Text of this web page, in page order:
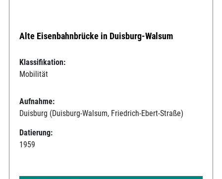
Alte Eisenbahnbrücke in Duisburg-Walsum
Klassifikation:
Mobilität
Aufnahme:
Duisburg (Duisburg-Walsum, Friedrich-Ebert-Straße)
Datierung:
1959